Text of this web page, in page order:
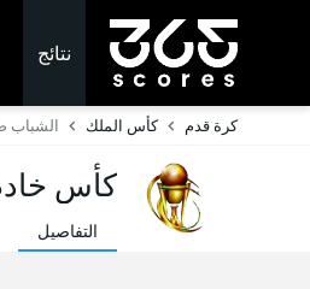
نتائج
كرة قدم كأس الملك الشباب
كأس
التفاصيل